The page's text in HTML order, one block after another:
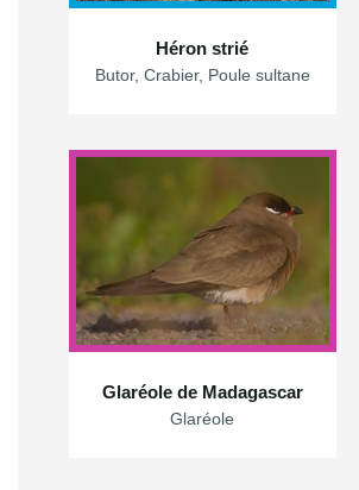
Héron strié
Butor, Crabier, Poule sultane
Glaréole de Madagascar
Glaréole